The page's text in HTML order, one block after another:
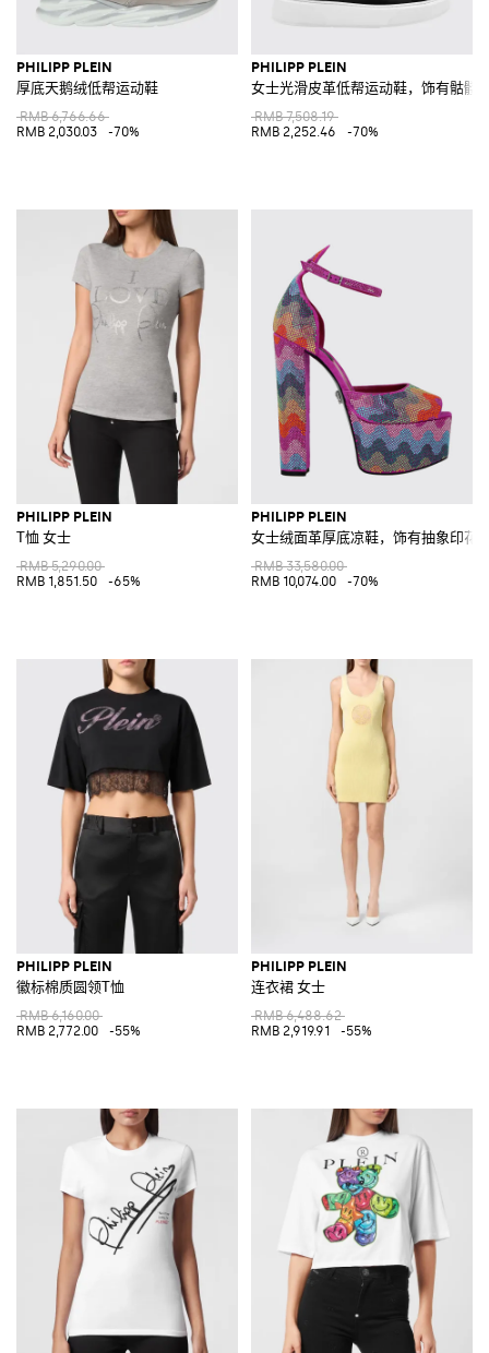
PHILIPP PLEIN
厚底天鹅绒低帮运动鞋
RMB 6,766.66
RMB 2,030.03
-70%
PHILIPP PLEIN
女士光滑皮革低帮运动鞋，饰有骷髅
RMB 7,508.19
RMB 2,252.46
-70%
PHILIPP PLEIN
T恤 女士
RMB 5,290.00
RMB 1,851.50
-65%
PHILIPP PLEIN
女士绒面革厚底凉鞋，饰有抽象印花
RMB 33,580.00
RMB 10,074.00
-70%
PHILIPP PLEIN
徽标棉质圆领T恤
RMB 6,160.00
RMB 2,772.00
-55%
PHILIPP PLEIN
连衣裙 女士
RMB 6,488.62
RMB 2,919.91
-55%